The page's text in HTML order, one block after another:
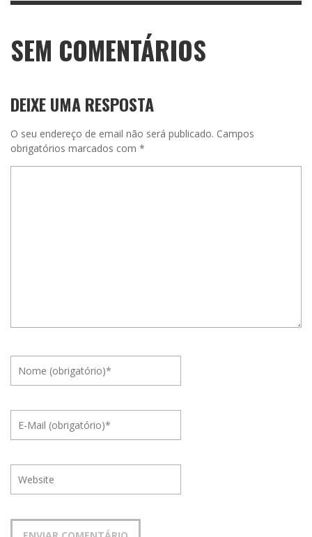
SEM COMENTÁRIOS
DEIXE UMA RESPOSTA
O seu endereço de email não será publicado. Campos
obrigatórios marcados com *